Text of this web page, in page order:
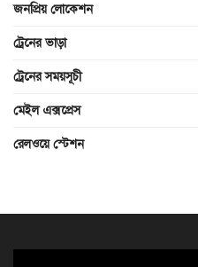
জনপ্রিয় লোকেশন
ট্রেনের ভাড়া
ট্রেনের সময়সূচী
মেইল এক্সপ্রেস
রেলওয়ে স্টেশন